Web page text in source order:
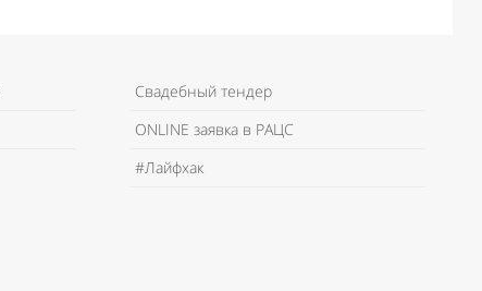
Свадебный тендер
ONLINE заявка в РАЦС
#Лайфхак